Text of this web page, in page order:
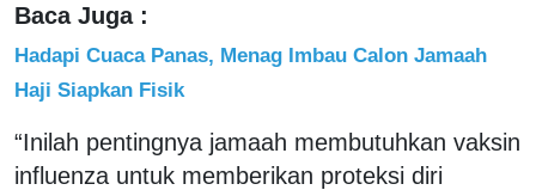
Baca Juga :
Hadapi Cuaca Panas, Menag Imbau Calon Jamaah
Haji Siapkan Fisik
“Inilah pentingnya jamaah membutuhkan vaksin
influenza untuk memberikan proteksi diri